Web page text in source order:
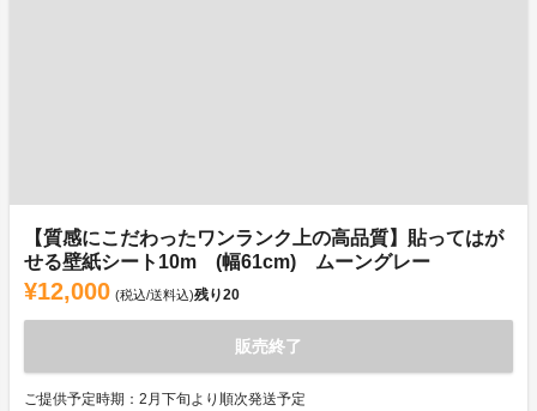
【質感にこだわったワンランク上の高品質】貼ってはが
せる壁紙シート10m (幅61cm) ムーングレー
¥12,000 (税込/送料込)残り20
販売終了
ご提供予定時期：2月下旬より順次発送予定